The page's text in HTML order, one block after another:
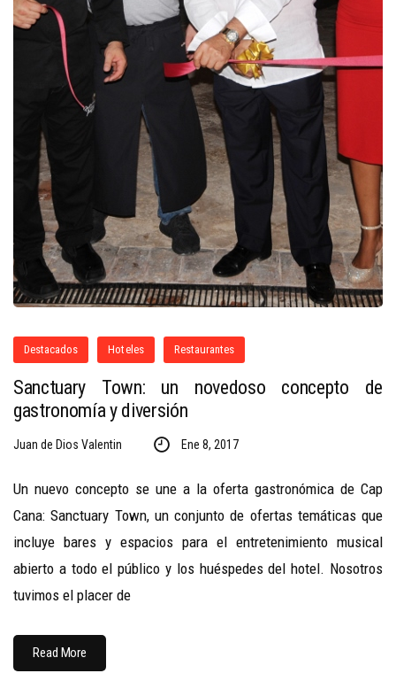
Destacados Hoteles Restaurantes
Sanctuary Town: un novedoso concepto de
gastronomía y diversión
Juan de Dios Valentin Ene 8, 2017
Un nuevo concepto se une a la oferta gastronómica de Cap
Cana: Sanctuary Town, un conjunto de ofertas temáticas que
incluye bares y espacios para el entretenimiento musical
abierto a todo el público y los huéspedes del hotel. Nosotros
tuvimos el placer de
Read More